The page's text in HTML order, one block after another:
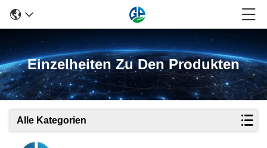
Einzelheiten Zu Den Produkten
Alle Kategorien